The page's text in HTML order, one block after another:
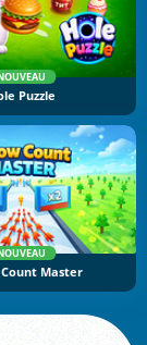
Puzzle
Master